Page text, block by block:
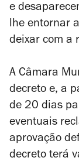
e
lhe entornar
deixar com a
A Câmara
decreto e, a
de 20 dias
eventuais
aprovação
decreto terá